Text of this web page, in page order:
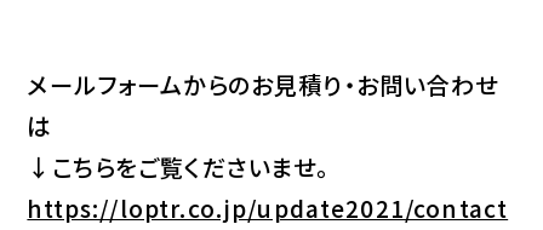
メールフォームからのお見積り・お問い合わせ
は
↓こちらをご覧くださいませ。
https://loptr.co.jp/update2021/contact